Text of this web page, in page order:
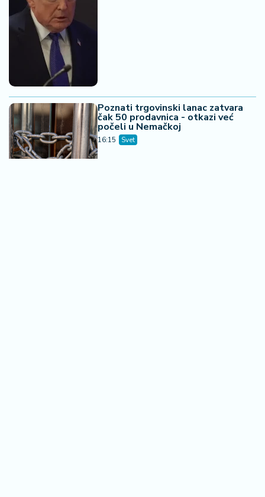
Poznati trgovinski lanac zatvara
čak 50 prodavnica - otkazi već
počeli u Nemačkoj
16:15 Svet